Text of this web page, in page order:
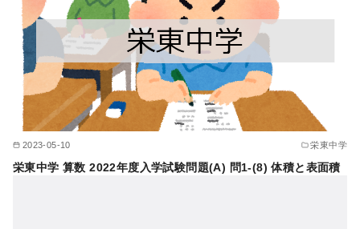
2023-05-10 栄東中学
栄東中学 算数 2022年度入学試験問題(A) 問1-(8) 体積と表面積